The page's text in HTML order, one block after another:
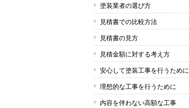
塗装業者の選び方
見積書での比較方法
見積書の見方
見積金額に対する考え方
安心して塗装工事を行うために
理想的な工事を行うために
内容を伴わない高額な工事